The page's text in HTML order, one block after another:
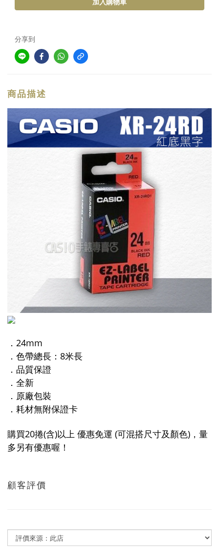
分享到
商品描述
．24mm
．色帶總長：8米長
．品質保證
．全新
．原廠包裝
．耗材無附保證卡
購買20捲(含)以上 優惠免運 (可混搭尺寸及顏色)，量
多另有優惠喔！
顧客評價